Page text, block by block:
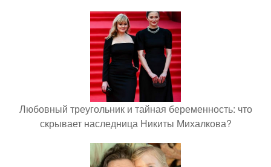
Любовный треугольник и тайная беременность: что
скрывает наследница Никиты Михалкова?